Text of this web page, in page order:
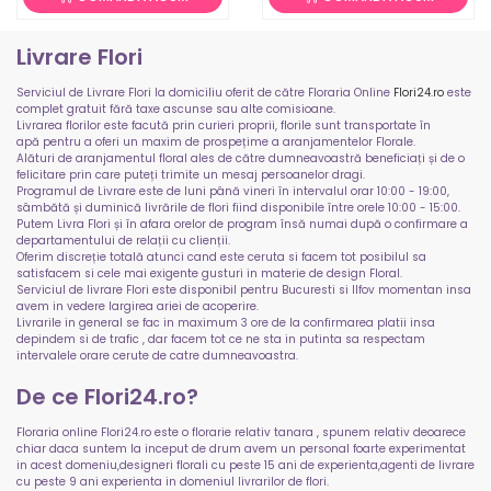
Livrare Flori
Serviciul de Livrare Flori la domiciliu oferit de către Floraria Online Flori24.ro este
complet gratuit fără taxe ascunse sau alte comisioane.
Livrarea florilor este facută prin curieri proprii, florile sunt transportate în
apă pentru a oferi un maxim de prospețime a aranjamentelor Florale.
Alături de aranjamentul floral ales de către dumneavoastră beneficiați și de o
felicitare prin care puteți trimite un mesaj persoanelor dragi.
Programul de Livrare este de luni până vineri în intervalul orar 10:00 - 19:00,
sâmbătă și duminică livrările de flori fiind disponibile între orele 10:00 - 15:00.
Putem Livra Flori și în afara orelor de program însă numai după o confirmare a
departamentului de relații cu clienții.
Oferim discreție totală atunci cand este ceruta si facem tot posibilul sa
satisfacem si cele mai exigente gusturi in materie de design Floral.
Serviciul de livrare Flori este disponibil pentru Bucuresti si Ilfov momentan insa
avem in vedere largirea ariei de acoperire.
Livrarile in general se fac in maximum 3 ore de la confirmarea platii insa
depindem si de trafic , dar facem tot ce ne sta in putinta sa respectam
intervalele orare cerute de catre dumneavoastra.
De ce Flori24.ro?
Floraria online Flori24.ro este o florarie relativ tanara , spunem relativ deoarece
chiar daca suntem la inceput de drum avem un personal foarte experimentat
in acest domeniu,designeri florali cu peste 15 ani de experienta,agenti de livrare
cu peste 9 ani experienta in domeniul livrarilor de flori.